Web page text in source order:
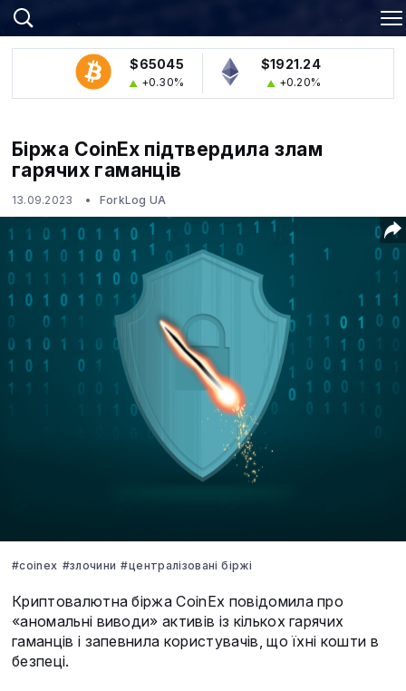
$65045
+0.30%
$1921.24
+0.20%
Біржа CoinEx підтвердила злам
гарячих гаманців
13.09.2023 ForkLog UA
#coinex #злочини #централізовані біржі
Криптовалютна біржа CoinEx повідомила про
«аномальні виводи» активів із кількох гарячих
гаманців і запевнила користувачів, що їхні кошти в
безпеці.